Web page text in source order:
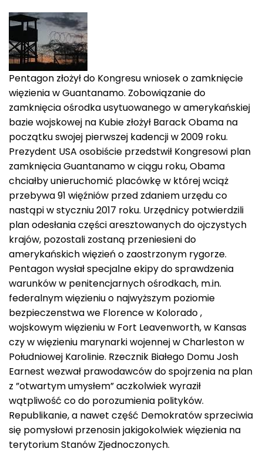
Pentagon złożył do Kongresu wniosek o zamknięcie
więzienia w Guantanamo. Zobowiązanie do
zamknięcia ośrodka usytuowanego w amerykańskiej
bazie wojskowej na Kubie złożył Barack Obama na
początku swojej pierwszej kadencji w 2009 roku.
Prezydent USA osobiście przedstwił Kongresowi plan
zamknięcia Guantanamo w ciągu roku, Obama
chciałby unieruchomić placówkę w której wciąż
przebywa 91 więźniów przed zdaniem urzędu co
nastąpi w styczniu 2017 roku. Urzędnicy potwierdzili
plan odesłania części aresztowanych do ojczystych
krajów, pozostali zostaną przeniesieni do
amerykańskich więzień o zaostrzonym rygorze.
Pentagon wysłał specjalne ekipy do sprawdzenia
warunków w penitencjarnych ośrodkach, m.in.
federalnym więzieniu o najwyższym poziomie
bezpieczenstwa we Florence w Kolorado ,
wojskowym więzieniu w Fort Leavenworth, w Kansas
czy w więzieniu marynarki wojennej w Charleston w
Południowej Karolinie. Rzecznik Białego Domu Josh
Earnest wezwał prawodawców do spojrzenia na plan
z ”otwartym umysłem” aczkolwiek wyraził
wątpliwość co do porozumienia polityków.
Republikanie, a nawet część Demokratów sprzeciwia
się pomysłowi przenosin jakigokolwiek więzienia na
terytorium Stanów Zjednoczonych.